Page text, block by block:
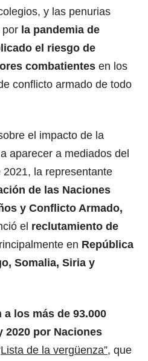
y las penurias
por la pandemia de
el riesgo de
combatientes en los
conflicto armado de todo
el impacto de la
aparecer a mediados del
la representante
de las Naciones
y Conflicto Armado,
el reclutamiento de
en República
Somalia, Siria y
los más de 93.000
2020 por Naciones
Lista de la vergüenza”, que